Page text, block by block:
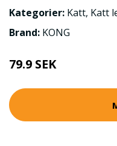
Kategorier: Katt, Katt
Brand: KONG
79.9 SEK